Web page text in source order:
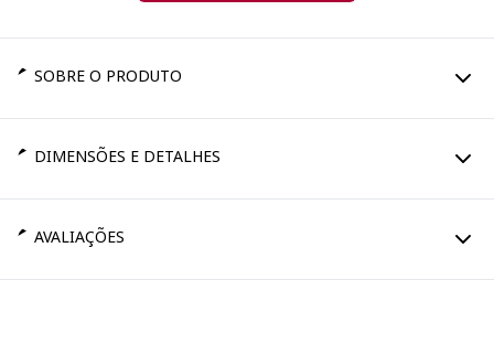
SOBRE O PRODUTO
DIMENSÕES E DETALHES
AVALIAÇÕES